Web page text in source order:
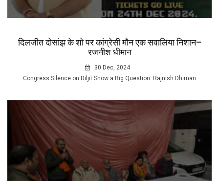
दिलजीत दोसांझ के शो पर कांग्रेसी मौन एक सवालिया निशान–
रजनीश धीमान
30 Dec, 2024
Congress Silence on Diljit Show a Big Question: Rajnish Dhiman